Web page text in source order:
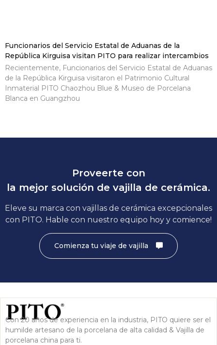
Funcionarios del Servicio Estatal de Aduanas de la
República Kirguisa visitan PITO para realizar intercambios
Recientemente, Funcionarios del Servicio Estatal de Aduanas
de la República Kirguisa visitaron el Patrimonio Cultural
Inmaterial PITO Chaozhou Blue & Museo de Porcelana
Blanca en Guangzhou
Proveerte con
la mejor solución de vajilla de cerámica.
Eleve su marca con vajillas de cerámica excepcionales
con PITO. Hable con nuestro equipo hoy y comience!
Comienza tu viaje de vajilla
Con 20 años de experiencia en la industria, PITO quiere ser el
humilde artesano de la porcelana de alta calidad & Vajilla de
porcelana china para ti.